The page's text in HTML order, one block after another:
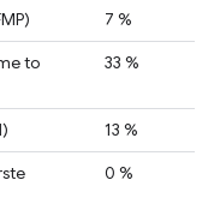
7 %
to
33 %
13 %
0 %